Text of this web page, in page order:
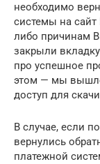
необходимо
системы на сайт
либо причинам
закрыли
про успешное
этом — мы
доступ для
В случае, если
вернулись
платежной